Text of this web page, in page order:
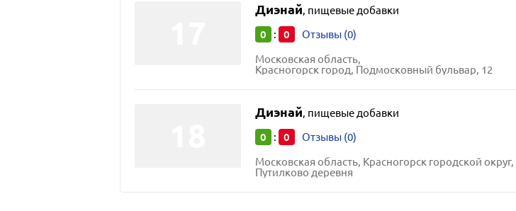
Диэнай, пищевые добавки
0 : 0 Отзывы (0)
Московская область,
Красногорск город, Подмосковный бульвар, 12
Диэнай, пищевые добавки
0 : 0 Отзывы (0)
Московская область, Красногорск городской округ,
Путилково деревня